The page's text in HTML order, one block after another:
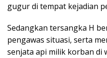
gugur di tempat kejadian
Sedangkan tersangka H
pengawas situasi, serta
senjata api milik korban di